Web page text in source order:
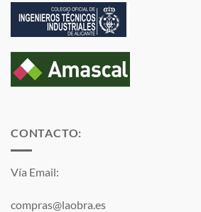
CONTACTO:
Vía Email:
compras@laobra.es